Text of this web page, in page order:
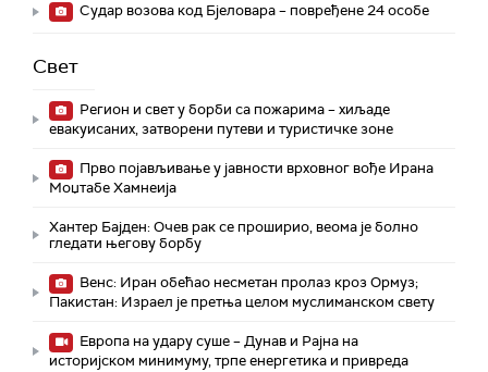
Судар возова код Бјеловара – повређене 24 особе
Свет
Регион и свет у борби са пожарима – хиљаде
евакуисаних, затворени путеви и туристичке зоне
Прво појављивање у јавности врховног вође Ирана
Моџтабe Хамнеија
Хантер Бајден: Очев рак се проширио, веома је болно
гледати његову борбу
Венс: Иран обећао несметан пролаз кроз Ормуз;
Пакистан: Израел је претња целом муслиманском свету
Европа на удару суше – Дунав и Рајна на
историјском минимуму, трпе енергетика и привреда